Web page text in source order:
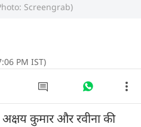
Screengrab)
PM IST)
कुमार और रवीना की